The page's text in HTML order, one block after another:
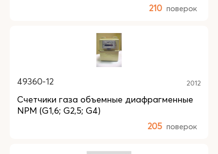
210 поверок
49360-12 2012
Счетчики газа объемные диафрагменные
NPM (G1,6; G2,5; G4)
205 поверок